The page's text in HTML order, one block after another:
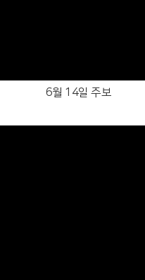
6월 14일 주보